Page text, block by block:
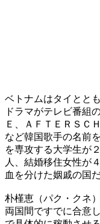
ベトナムはタイとと
ドラマがテレビ番組
Ｅ、ＡＦＴＥＲＳＣ
など韓国歌手の名前
を専攻する大学生が
人、結婚移住女性が
血を分けた姻戚の国だ
朴槿恵（パク・クネ
両国間ですでに合意